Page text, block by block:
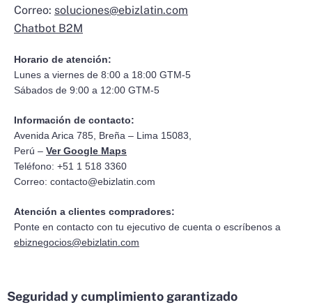
Correo: soluciones@ebizlatin.com
Chatbot B2M
Horario de atención:
Lunes a viernes de 8:00 a 18:00 GTM-5
Sábados de 9:00 a 12:00 GTM-5
Información de contacto:
Avenida Arica 785, Breña – Lima 15083,
Perú – Ver Google Maps
Teléfono: +51 1 518 3360
Correo: contacto@ebizlatin.com
Atención a clientes compradores:
Ponte en contacto con tu ejecutivo de cuenta o escríbenos a
ebiznegocios@ebizlatin.com
Seguridad y cumplimiento garantizado